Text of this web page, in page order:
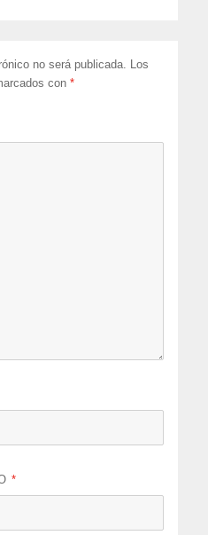
no será publicada. Los
con*
*